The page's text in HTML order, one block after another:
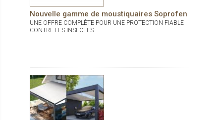
Nouvelle gamme de moustiquaires Soprofen
UNE OFFRE COMPLÈTE POUR UNE PROTECTION FIABLE
CONTRE LES INSECTES